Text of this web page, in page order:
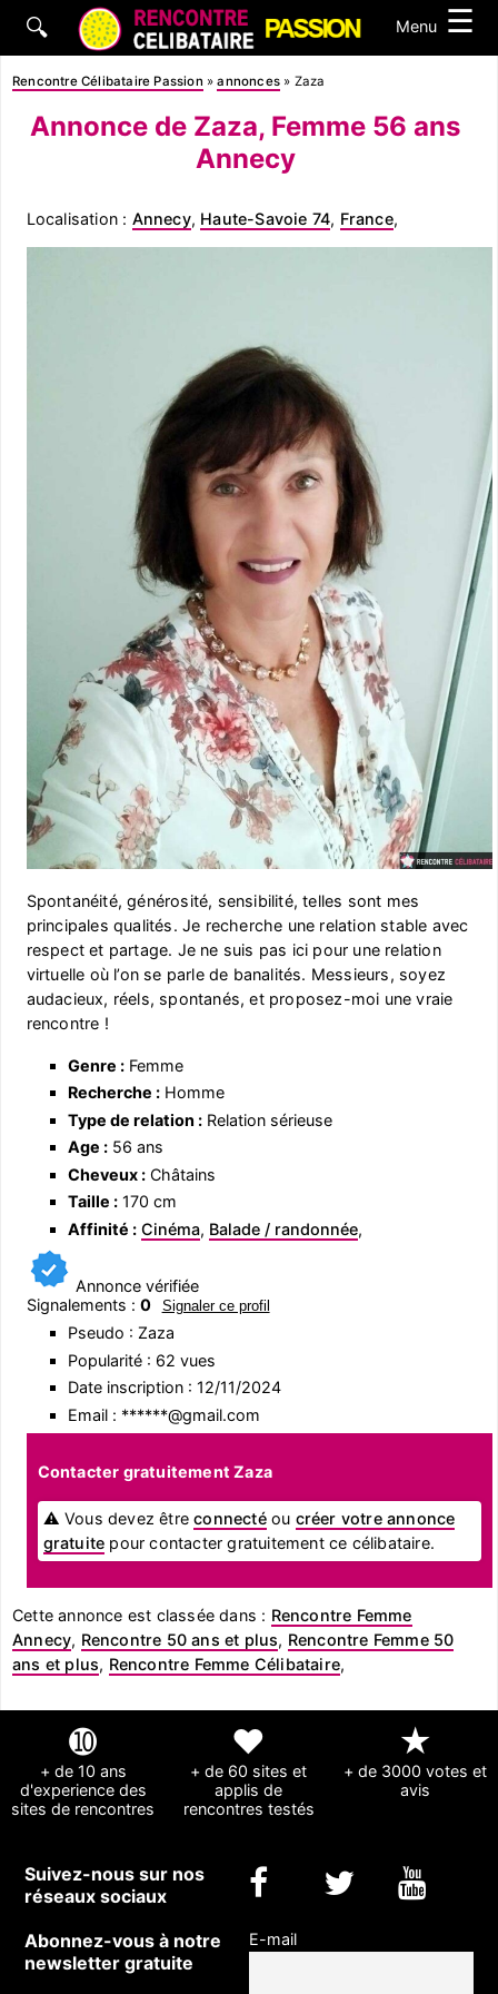
🔍 Menu ☰
Rencontre Célibataire Passion »annonces » Zaza
Annonce de Zaza, Femme 56 ans
Annecy
Localisation : Annecy, Haute-Savoie 74, France,
Spontanéité, générosité, sensibilité, telles sont mes
principales qualités. Je recherche une relation stable avec
respect et partage. Je ne suis pas ici pour une relation
virtuelle où l’on se parle de banalités. Messieurs, soyez
audacieux, réels, spontanés, et proposez-moi une vraie
rencontre !
Genre :Femme
Recherche :Homme
Type de relation :Relation sérieuse
Age :56 ans
Cheveux :Châtains
Taille :170 cm
Affinité : Cinéma, Balade / randonnée,
Annonce vérifiée
Signalements : 0 Signaler ce profil
Pseudo : Zaza
Popularité : 62 vues
Date inscription : 12/11/2024
Email : ******@gmail.com
Contacter gratuitement Zaza
⚠ Vous devez êtreconnectéou créer votre annonce
gratuite pour contacter gratuitement ce célibataire.
Cette annonce est classée dans : Rencontre Femme
Annecy, Rencontre 50 ans et plus, Rencontre Femme 50
ans et plus, Rencontre Femme Célibataire,
➓
+ de 10 ans
d'experience des
sites de rencontres
❤
+ de 60 sites et
applis de
rencontres testés
★
+ de 3000 votes et
avis
Suivez-nous sur nos
réseaux sociaux
Abonnez-vous à notre
newsletter gratuite
E-mail